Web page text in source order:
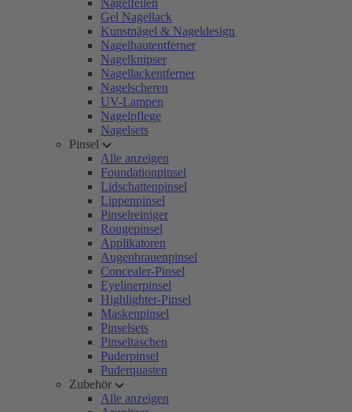
Nagelfeilen
Gel Nagellack
Kunstnägel & Nageldesign
Nagelhautentferner
Nagelknipser
Nagellackentferner
Nagelscheren
UV-Lampen
Nagelpflege
Nagelsets
Pinsel
Alle anzeigen
Foundationpinsel
Lidschattenpinsel
Lippenpinsel
Pinselreiniger
Rougepinsel
Applikatoren
Augenbrauenpinsel
Concealer-Pinsel
Eyelinerpinsel
Highlighter-Pinsel
Maskenpinsel
Pinselsets
Pinseltaschen
Puderpinsel
Puderquasten
Zubehör
Alle anzeigen